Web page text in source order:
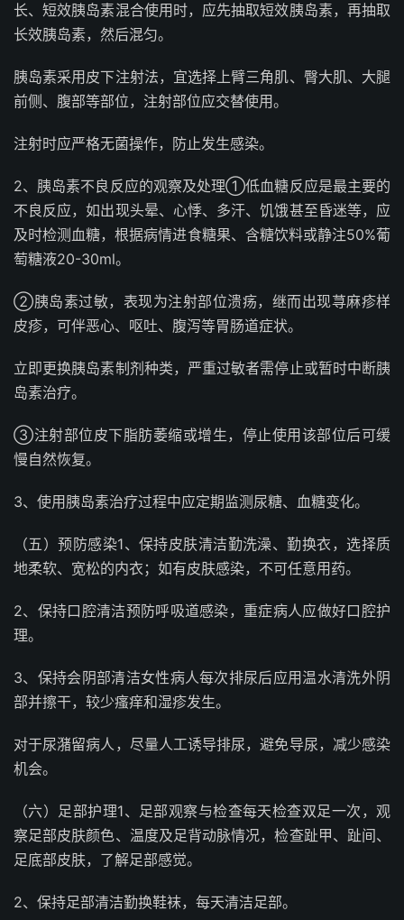
长、短效胰岛素混合使用时，应先抽取短效胰岛素，再抽取
长效胰岛素，然后混匀。
胰岛素采用皮下注射法，宜选择上臂三角肌、臀大肌、大腿
前侧、腹部等部位，注射部位应交替使用。
注射时应严格无菌操作，防止发生感染。
2、胰岛素不良反应的观察及处理①低血糖反应是最主要的
不良反应，如出现头晕、心悸、多汗、饥饿甚至昏迷等，应
及时检测血糖，根据病情进食糖果、含糖饮料或静注50%葡
萄糖液20-30ml。
②胰岛素过敏，表现为注射部位溃疡，继而出现荨麻疹样
皮疹，可伴恶心、呕吐、腹泻等胃肠道症状。
立即更换胰岛素制剂种类，严重过敏者需停止或暂时中断胰
岛素治疗。
③注射部位皮下脂肪萎缩或增生，停止使用该部位后可缓
慢自然恢复。
3、使用胰岛素治疗过程中应定期监测尿糖、血糖变化。
（五）预防感染1、保持皮肤清洁勤洗澡、勤换衣，选择质
地柔软、宽松的内衣；如有皮肤感染，不可任意用药。
2、保持口腔清洁预防呼吸道感染，重症病人应做好口腔护
理。
3、保持会阴部清洁女性病人每次排尿后应用温水清洗外阴
部并擦干，较少瘙痒和湿疹发生。
对于尿潴留病人，尽量人工诱导排尿，避免导尿，减少感染
机会。
（六）足部护理1、足部观察与检查每天检查双足一次，观
察足部皮肤颜色、温度及足背动脉情况，检查趾甲、趾间、
足底部皮肤，了解足部感觉。
2、保持足部清洁勤换鞋袜，每天清洁足部。